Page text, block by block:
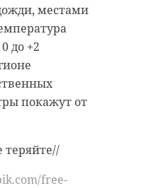
местами
до +2
покажут от
теряйте//
free-